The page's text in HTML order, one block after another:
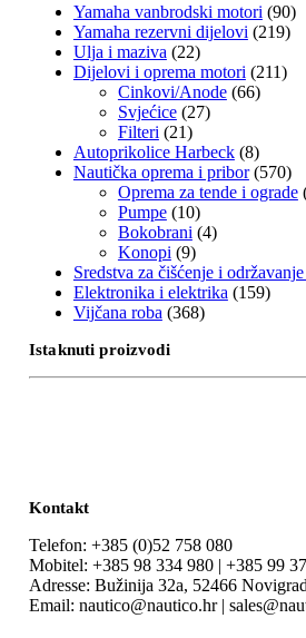
Yamaha vanbrodski motori (90)
Yamaha rezervni dijelovi (219)
Ulja i maziva (22)
Dijelovi i oprema motori (211)
Cinkovi/Anode (66)
Svjećice (27)
Filteri (21)
Autoprikolice Harbeck (8)
Nautička oprema i pribor (570)
Oprema za tende i ograde
Pumpe (10)
Bokobrani (4)
Konopi (9)
Sredstva za čišćenje i
Elektronika i elektrika (159)
Vijčana roba (368)
Istaknuti proizvodi
Kontakt
Telefon: +385 (0)52 758 080
Mobitel: +385 98 334 980 | +385 99
Adresse: Bužinija 32a, 52466
Email: nautico@nautico.hr |